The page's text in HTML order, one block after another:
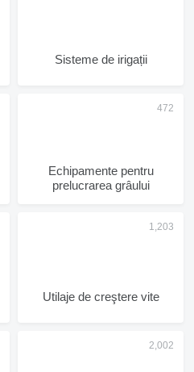
Sisteme de irigații
Echipamente pentru
prelucrarea grâului
Utilaje de creştere vite